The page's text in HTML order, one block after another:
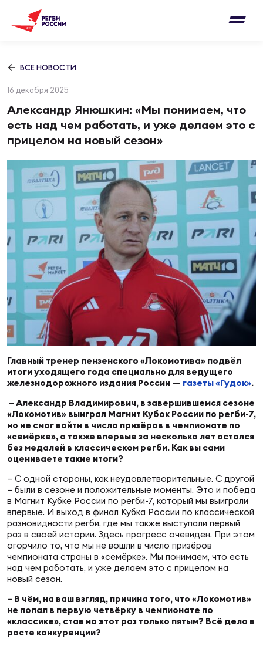
Матчи
Турниры
Медиа
Федерация
Регионы
Сборные
Антидопинг
Магазин
Контакты
ФОТО
16 декабря 2025
Александр Янюшкин: «Мы понимаем, что
есть над чем работать, и уже делаем это с
прицелом на новый сезон»
ВСЕ НОВОСТИ
Главный тренер пензенского «Локомотива» подвёл
итоги уходящего года специально для ведущего
железнодорожного издания России — газеты «Гудок».
– Александр Владимирович, в завершившемся сезоне
«Локомотив» выиграл Магнит Кубок России по регби-7,
но не смог войти в число призёров в чемпионате по
«семёрке», а также впервые за несколько лет остался
без медалей в классическом регби. Как вы сами
оцениваете такие итоги?
– С одной стороны, как неудовлетворительные. С другой
– были в сезоне и положительные моменты. Это и победа
в Магнит Кубке России по регби-7, который мы выиграли
впервые. И выход в финал Кубка России по классической
разновидности регби, где мы также выступали первый
раз в своей истории. Здесь прогресс очевиден. При этом
огорчило то, что мы не вошли в число призёров
чемпионата страны в «семёрке». Мы понимаем, что есть
над чем работать, и уже делаем это с прицелом на
новый сезон.
– В чём, на ваш взгляд, причина того, что «Локомотив»
не попал в первую четвёрку в чемпионате по
«классике», став на этот раз только пятым? Всё дело в
росте конкуренции?
Письмо на region@rugby.ru
Согласен на обработку персональных
данных
ОТПРАВИТЬ
Подписка на новости от Федерации регби
Согласен на обработку персональных
данных
ОТПРАВИТЬ
Добавление матчей в календарь
Мужские
Женские